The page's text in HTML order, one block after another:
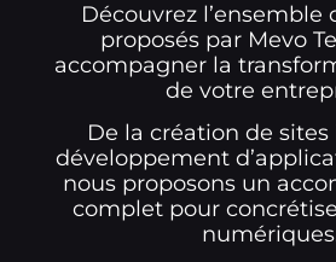
Découvrez l’ensemble
proposés par Mevo
accompagner la
de votre
De la création de
développement
nous proposons un
complet pour